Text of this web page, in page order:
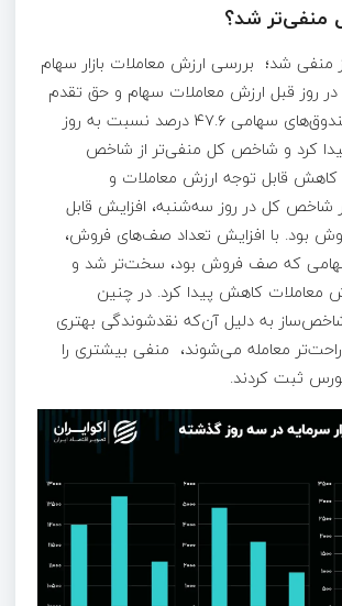
شد؟
منفی شد؛ بررسی ارزش معاملات بازار سهام
روز قبل ارزش معاملات سهام و حق تقدم
بدون احتساب صندوق‌های سهامی ۴۷.۶ درصد نسبت به روز
کرد و شاخص کل منفی‌تر از شاخص
قابل توجه ارزش معاملات و
کل در روز سه‌شنبه، افزایش قابل
بود. با افزایش تعداد صف‌های فروش،
که صف فروش بود، سخت‌تر شد و
معاملات کاهش پیدا کرد. در چنین
به دلیل آن‌که نقدشوندگی بهتری
معامله می‌شوند، منفی بیشتری را
ثبت کردند.